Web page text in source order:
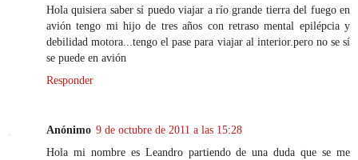
Hola quisiera saber sí puedo viajar a río grande tierra del fuego en
avión tengo mi hijo de tres años con retraso mental epilépcia y
debilidad motora...tengo el pase para viajar al interior.pero no se sí
se puede en avión
Responder
Anónimo 9 de octubre de 2011 a las 15:28
Hola mi nombre es Leandro partiendo de una duda que se me